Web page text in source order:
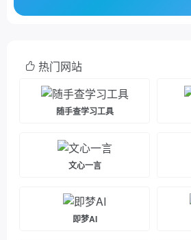
热门网站
随手查学习工具
文心一言
即梦AI